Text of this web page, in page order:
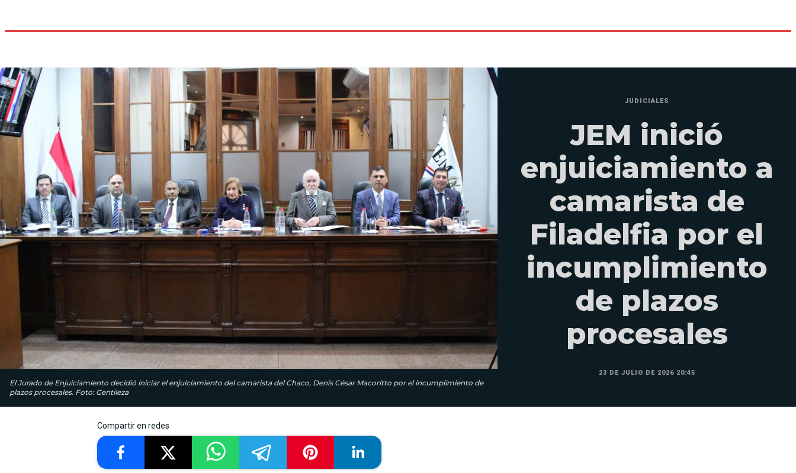
El Jurado de Enjuiciamiento decidió iniciar el enjuiciamiento del camarista del Chaco, Denis César Macoritto por el incumplimiento de
plazos procesales. Foto: Gentileza
JUDICIALES
JEM inició
enjuiciamiento a
camarista de
Filadelfia por el
incumplimiento
de plazos
procesales
23 DE JULIO DE 2026 20:45
Compartir en redes